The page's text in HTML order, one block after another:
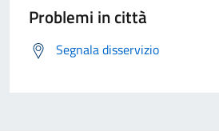
Problemi in città
Segnala disservizio